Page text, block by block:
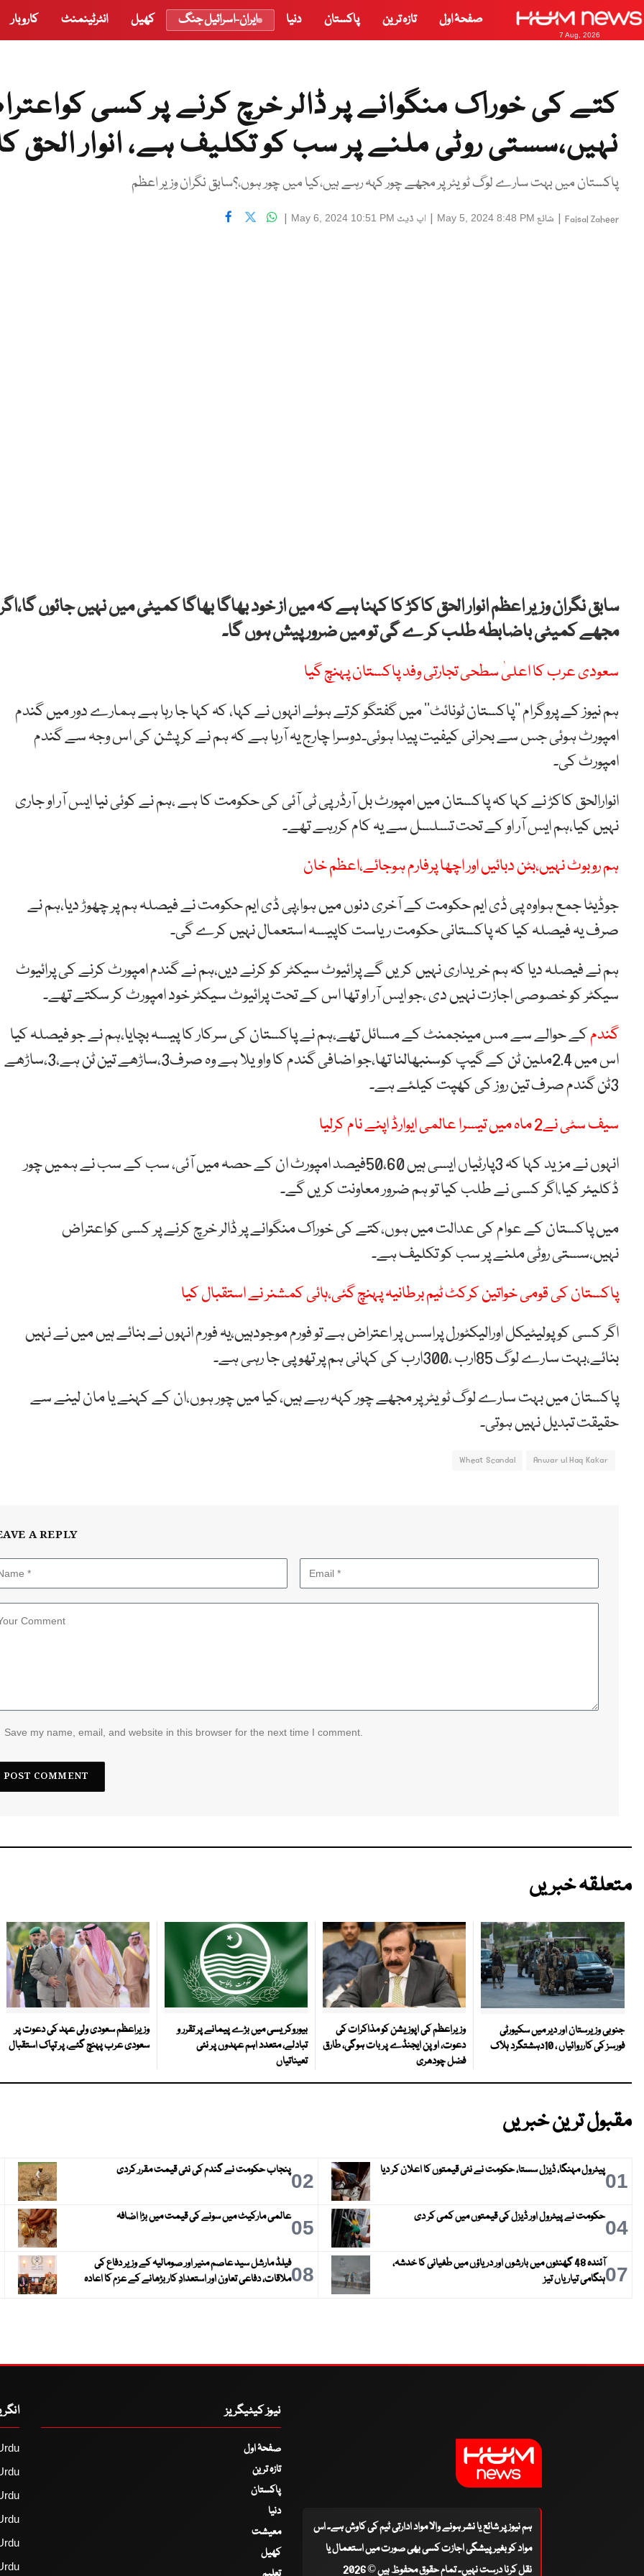
7 Aug, 2026
صفحۂ اول تازہ ترین پاکستان دنیا ایران-اسرائیل جنگ کھیل انٹرٹینمنٹ کاروبار
کتے کی خوراک منگوانے پر ڈالر خرچ کرنے پر کسی
نہیں،سستی روٹی ملنے پر سب کو تکلیف ہے، انوار الحق
پاکستان میں بہت سارے لوگ ٹویٹر پر مجھے چور کہہ رہے ہیں،کیا میں چور ہوں،؟سابق نگران وزیر اعظم
Faisal Zaheer
| شائع May 5, 2024 8:48 PM
| اپ ڈیٹ May 6, 2024 10:51 PM
|
سابق نگران وزیر اعظم انوار الحق کاکڑ کا کہنا ہے کہ میں از خود بھاگا بھاگا کمیٹی میں نہیں جائوں گا،اگر
مجھے کمیٹی باضابطہ طلب کر ے گی تو میں ضرور پیش ہوں گا۔
سعودی عرب کا اعلیٰ سطحی تجارتی وفد پاکستان پہنچ گیا
ہم نیوز کے پروگرام ’’پاکستان ٹونائٹ‘‘ میں گفتگو کرتے ہوئے انہوں نے کہا، کہ کہا جا رہا ہے ہمارے دور میں گندم
امپورٹ ہوئی جس سے بحرانی کیفیت پیدا ہوئی۔دوسرا چارج یہ آرہا ہے کہ ہم نے کرپشن کی اس وجہ سے گندم
امپورٹ کی۔
انوارالحق کاکڑ نے کہا کہ پاکستان میں امپورٹ بل آرڈر پی ٹی آئی کی حکومت کا ہے ،ہم نے کوئی نیا ایس آر او جاری
نہیں کیا،ہم ایس آر او کے تحت تسلسل سے یہ کام کررہے تھے۔
ہم روبوٹ نہیں،بٹن دبائیں اور اچھا پرفارم ہوجائے،اعظم خان
جوڈیٹا جمع ہواوہ پی ڈی ایم حکومت کے آخری دنوں میں ہوا،پی ڈی ایم حکومت نے فیصلہ ہم پر چھوڑ دیا،ہم نے
صرف یہ فیصلہ کیا کہ پاکستانی حکومت ریاست کاپیسہ استعمال نہیں کرے گی۔
ہم نے فیصلہ دیا کہ ہم خریداری نہیں کریں گے پرائیوٹ سیکٹر کو کرنے دیں،ہم نے گندم امپورٹ کرنے کی پرائیوٹ
سیکٹر کو خصوصی اجازت نہیں دی ،جو ایس آر او تھا اس کے تحت پرائیوٹ سیکٹر خود امپورٹ کر سکتے تھے۔
گندمکے حوالے سے مس مینجمنٹ کے مسائل تھے،ہم نے پاکستان کی سرکار کا پیسہ بچایا،ہم نے جو فیصلہ کیا
اس میں 2.4ملین ٹن کے گیپ کوسنبھالنا تھا،جو اضافی گندم کا واویلا ہے وہ صرف3،ساڑھے تین ٹن ہے،3،ساڑھے
3ٹن گندم صرف تین روز کی کھپت کیلئے ہے۔
سیف سٹی نے2 ماہ میں تیسرا عالمی ایوارڈ اپنے نام کرلیا
انہوں نے مزید کہا کہ 3پارٹیاں ایسی ہیں 50،60فیصد امپورٹ ان کے حصہ میں آئی، سب کے سب نے ہمیں چور
ڈکلیئر کیا،اگر کسی نے طلب کیا تو ہم ضرور معاونت کریں گے۔
میں پاکستان کے عوام کی عدالت میں ہوں،کتے کی خوراک منگوانے پر ڈالر خرچ کرنے پر کسی کواعتراض
نہیں،سستی روٹی ملنے پر سب کو تکلیف ہے۔
پاکستان کی قومی خواتین کرکٹ ٹیم برطانیہ پہنچ گئی،ہائی کمشنر نے استقبال کیا
اگر کسی کو پولیٹیکل اورالیکٹورل پراسس پر اعتراض ہے تو فورم موجودہیں،یہ فورم انہوں نے بنائے ہیں میں نے نہیں
بنائے،بہت سارے لوگ 85ارب ،300ارب کی کہانی ہم پر تھوپی جا رہی ہے۔
پاکستان میں بہت سارے لوگ ٹویٹر پر مجھے چور کہہ رہے ہیں،کیا میں چور ہوں،ان کے کہنے یا مان لینے سے
حقیقت تبدیل نہیں ہوتی۔
Anwar ul Haq Kakar
Wheat Scandal
A REPLY
Save my name, email, and website in this browser for the next time I comment.
متعلقہ خبریں
جنوبی وزیرستان اور دیر میں سکیورٹی
فورسز کی کارروائیاں ، 10دہشتگرد ہلاک
وزیراعظم کی اپوزیشن کو مذاکرات کی
دعوت، اوپن ایجنڈے پر بات ہوگی، طارق
فضل چودھری
بیوروکریسی میں بڑے پیمانے پر تقرر و
تبادلے، متعدد اہم عہدوں پر نئی
تعیناتیاں
وزیراعظم سعودی ولی عہد کی دعوت پر
سعودی عرب پہنچ گئے، پر تپاک استقبال
مقبول ترین خبریں
01پیٹرول مہنگا، ڈیزل سستا، حکومت نے نئی قیمتوں کا اعلان کر دیا 02پنجاب حکومت نے گندم کی نئی قیمت مقرر کردی
04حکومت نے پیٹرول اور ڈیزل کی قیمتوں میں کمی کر دی 05عالمی مارکیٹ میں سونے کی قیمت میں بڑا اضافہ
07
آئندہ 48 گھنٹوں میں بارشوں اور دریاؤں میں طغیانی کا خدشہ،
ہنگامی تیاریاں تیز
08فیلڈ مارشل سید عاصم منیر اور صومالیہ کے وزیر دفاع کی
ملاقات، دفاعی تعاون اور استعدادِ کار بڑھانے کے عزم کا اعادہ
ہم نیوز پر شائع یا نشر ہونے والا مواد ادارتی ٹیم کی کاوش ہے۔ اس
مواد کو بغیر پیشگی اجازت کسی بھی صورت میں استعمال یا
نقل کرنا درست نہیں۔ تمام حقوق محفوظ ہیں © 2026
نیوز کیٹیگریز
صفحۂ اول
تازہ ترین
پاکستان
دنیا
معیشت
کھیل